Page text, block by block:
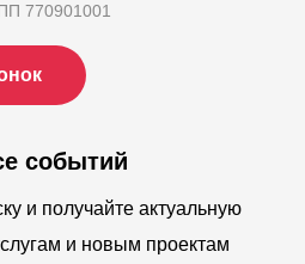
770901001
событий
и получайте актуальную
и новым проектам